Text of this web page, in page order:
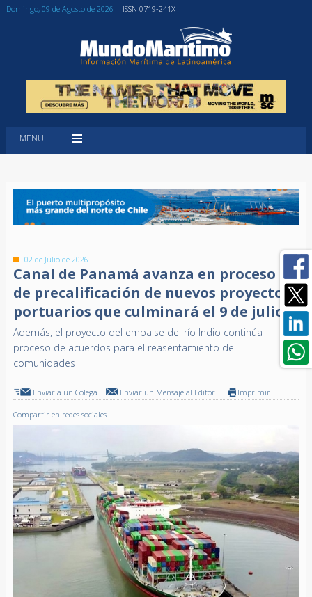
Domingo, 09 de Agosto de 2026 | ISSN 0719-241X
MENU
02 de Julio de 2026
Canal de Panamá avanza en proceso
de precalificación de nuevos proyectos
portuarios que culminará el 9 de julio
Además, el proyecto del embalse del río Indio continúa
proceso de acuerdos para el reasentamiento de
comunidades
Enviar a un Colega Enviar un Mensaje al Editor Imprimir
Compartir en redes sociales